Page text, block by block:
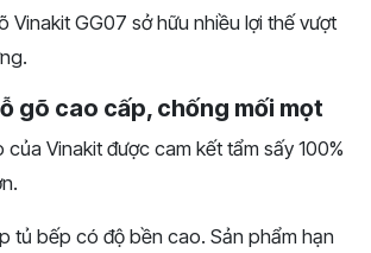
Vinakit GG07 sở hữu nhiều lợi thế vượt
gõ cao cấp, chống mối mọt
Vinakit được cam kết tẩm sấy 100%
tủ bếp có độ bền cao. Sản phẩm hạn